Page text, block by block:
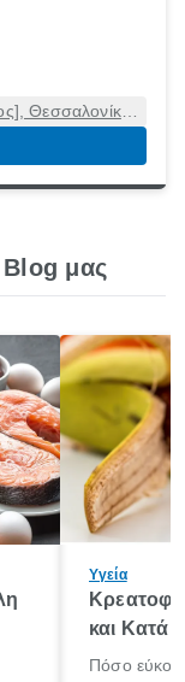
Θεσσαλονίκη,
μας
Υγεία
και Κατά
Πόσο